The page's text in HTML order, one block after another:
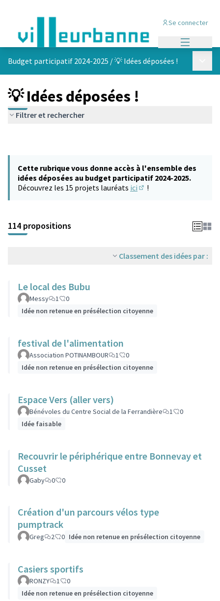
Se connecter
Budget participatif 2024-2025 /💡 Idées déposées !
💡 Idées déposées !
Filtrer et rechercher
Cette rubrique vous donne accès à l'ensemble des
idées déposées au budget participatif 2024-2025.
Découvrez les 15 projets lauréats ici !
114 propositions
Classement des idées par :
Le local des Bubu
Messy 1
0
Idée non retenue en présélection citoyenne
festival de l'alimentation
Association POTINAMBOUR 1
0
Idée non retenue en présélection citoyenne
Espace Vers (aller vers)
Bénévoles du Centre Social de la Ferrandière 1
0
Idée faisable
Recouvrir le périphérique entre Bonnevay et
Cusset
Gaby 0 0
Création d'un parcours vélos type
pumptrack
Greg 2 0 Idée non retenue en présélection citoyenne
Casiers sportifs
RONZY 1
0
Idée non retenue en présélection citoyenne